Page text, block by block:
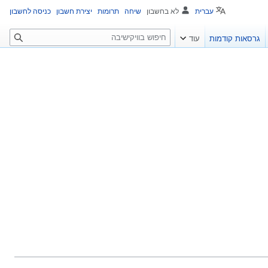
עברית לא בחשבון שיחה תרומות יצירת חשבון כניסה לחשבון
גרסאות קודמות עוד
ח
י